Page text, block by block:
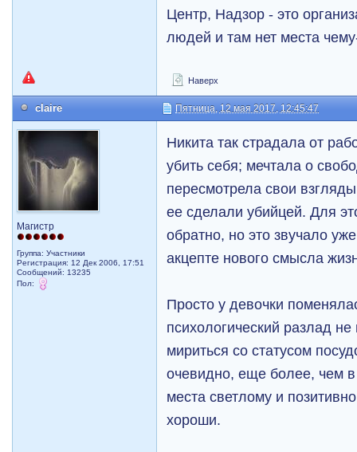
Центр, Надзор - это
людей и там нет места
Наверх
claire Пятница, 12 мая 2017, 12:45:47
Магистр
Группа: Участники
Регистрация: 12 Дек 2006, 17:51
Сообщений: 13235
Пол:
Никита так страдала от
убить себя; мечтала о
пересмотрела свои
ее сделали убийцей. Для
обратно, но это звучало
акцепте нового смысла
Просто у девочки
психологический разлад
мириться со статусом
очевидно, еще более, чем
места светлому и
хороши.